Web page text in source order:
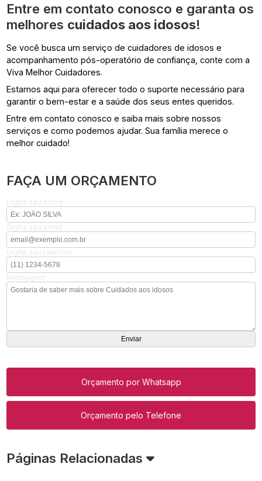
Entre em contato conosco e garanta os
melhores cuidados aos idosos!
Se você busca um serviço de cuidadores de idosos e
acompanhamento pós-operatório de confiança, conte com a
Viva Melhor Cuidadores.
Estamos aqui para oferecer todo o suporte necessário para
garantir o bem-estar e a saúde dos seus entes queridos.
Entre em contato conosco e saiba mais sobre nossos
serviços e como podemos ajudar. Sua família merece o
melhor cuidado!
FAÇA UM ORÇAMENTO
Orçamento por Whatsapp
Orçamento pelo Telefone
Páginas Relacionadas